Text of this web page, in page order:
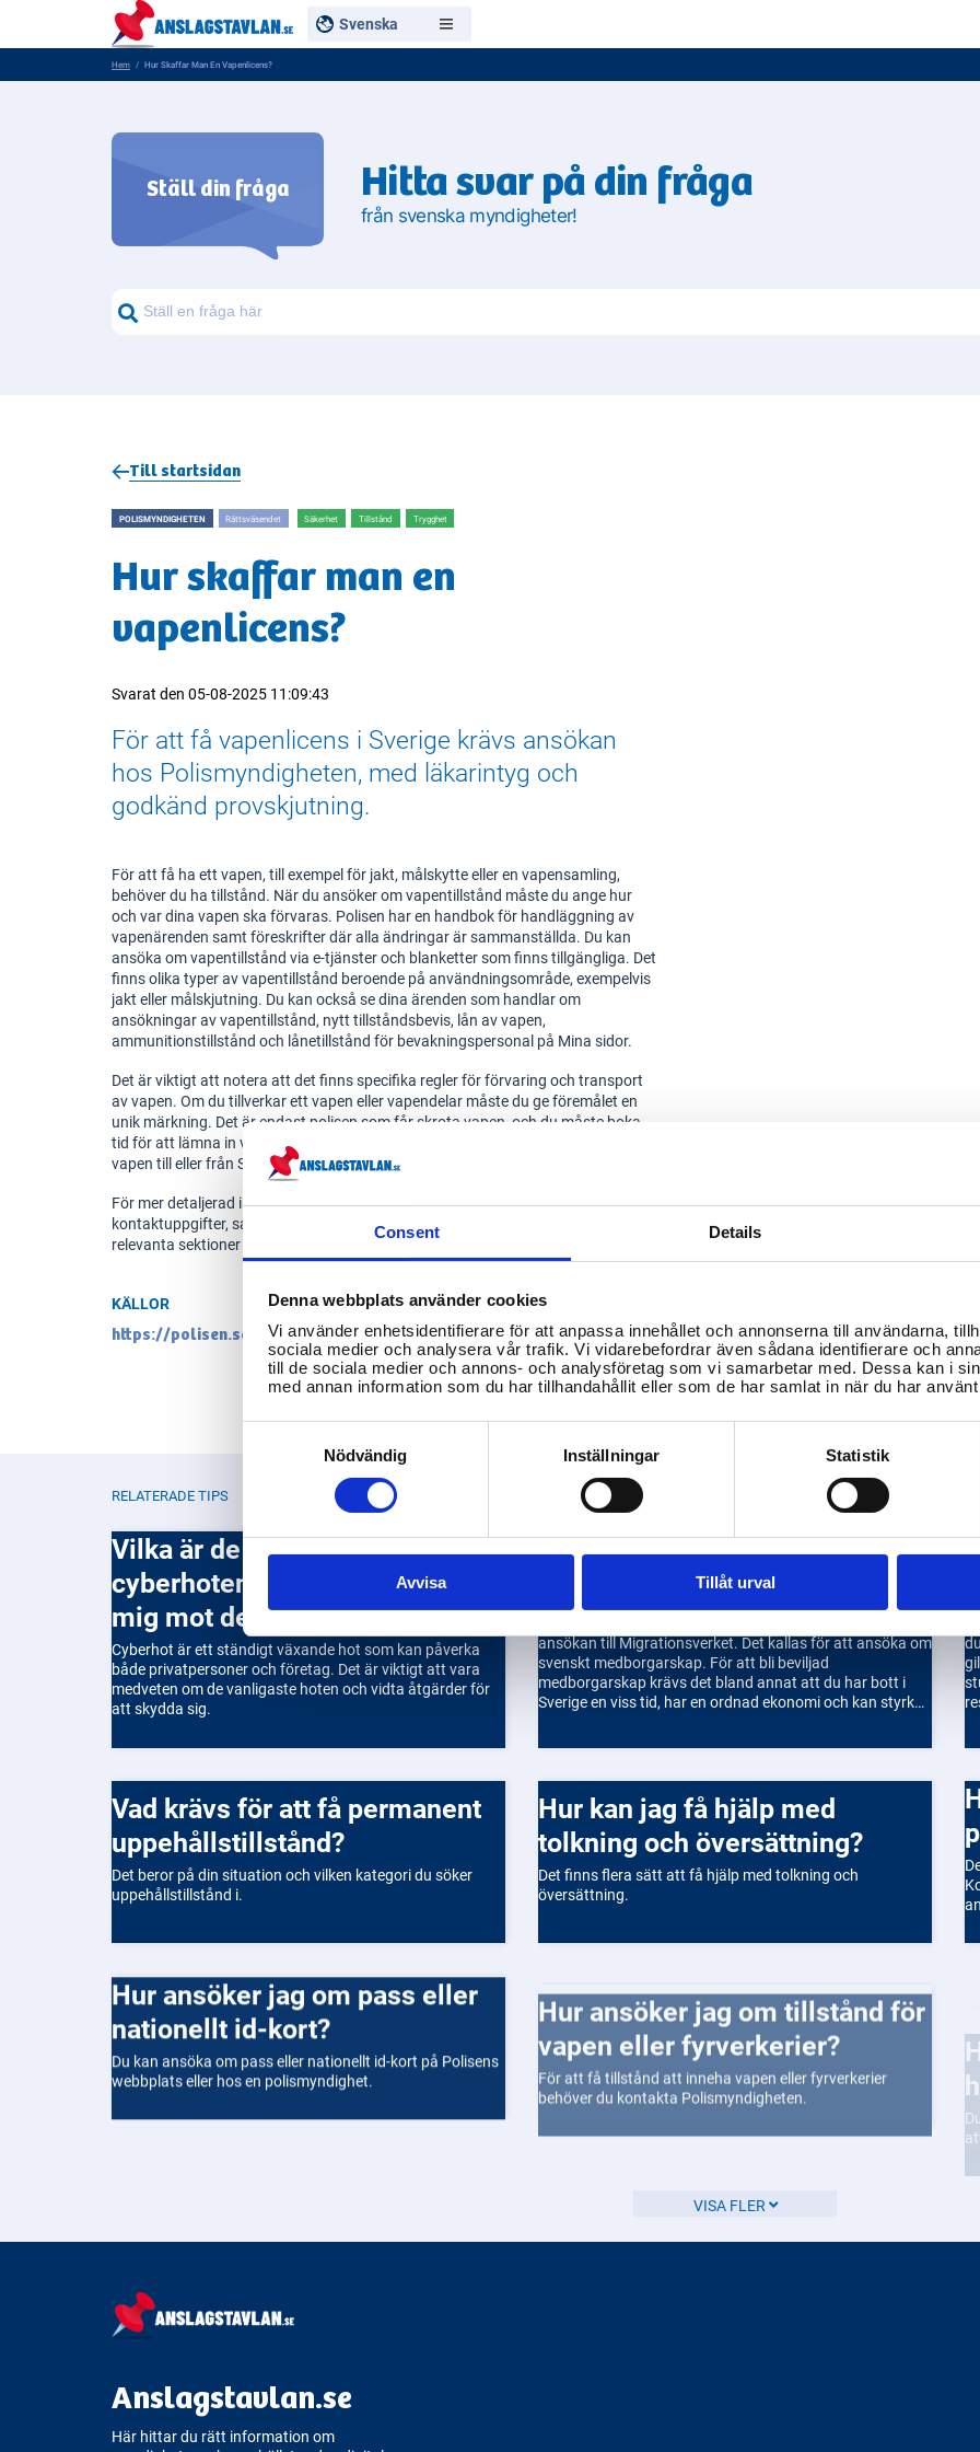
Consent Details
Denna webbplats använder cookies
Vi använder enhetsidentifierare för att anpassa innehållet och annonserna till användarna,
sociala medier och analysera vår trafik. Vi vidarebefordrar även sådana identifierare och
till de sociala medier och annons- och analysföretag som vi samarbetar med. Dessa kan i
med annan information som du har tillhandahållit eller som de har samlat in när du har
Nödvändig Inställningar Statistik
Avvisa Tillåt urval
Svenska
Hem Hur Skaffar Man En Vapenlicens?
Ställ din fråga Hitta svar på din fråga
från svenska myndigheter!
Sök
Sök frågor om myndigheter
Till startsidan
POLISMYNDIGHETEN Rättsväsendet Säkerhet Tillstånd Trygghet
Hur skaffar man en
vapenlicens?
Svarat den 05-08-2025 11:09:43
För att få vapenlicens i Sverige krävs ansökan
hos Polismyndigheten, med läkarintyg och
godkänd provskjutning.
För att få ha ett vapen, till exempel för jakt, målskytte eller en vapensamling,
behöver du ha tillstånd. När du ansöker om vapentillstånd måste du ange hur
och var dina vapen ska förvaras. Polisen har en handbok för handläggning av
vapenärenden samt föreskrifter där alla ändringar är sammanställda. Du kan
ansöka om vapentillstånd via e-tjänster och blanketter som finns tillgängliga. Det
finns olika typer av vapentillstånd beroende på användningsområde, exempelvis
jakt eller målskjutning. Du kan också se dina ärenden som handlar om
ansökningar av vapentillstånd, nytt tillståndsbevis, lån av vapen,
ammunitionstillstånd och lånetillstånd för bevakningspersonal på Mina sidor.
Det är viktigt att notera att det finns specifika regler för förvaring och transport
av vapen. Om du tillverkar ett vapen eller vapendelar måste du ge föremålet en
unik märkning. Det är endast polisen som får skrota vapen, och du måste boka
tid för att lämna in vapen på en polisstation. Olika regler gäller om du ska ta med
vapen till eller från Sverige.
För mer detaljerad information om handläggningstider, avgifter och
kontaktuppgifter, samt specifika blanketter för vapentillstånd, hänvisas till
relevanta sektioner på polisens webbplats.
KÄLLOR
https://polisen.se/tjanster-tillstand/vapen-regler-och-tillstand/
RELATERADE TIPS
Vilka är de vanligaste
cyberhoten och hur skyddar jag
mig mot dem?
Cyberhot är ett ständigt växande hot som kan påverka
både privatpersoner och företag. Det är viktigt att vara
medveten om de vanligaste hoten och vidta åtgärder för
att skydda sig.
Hur ansöker jag om svenskt
medborgarskap?
ansökan till Migrationsverket. Det kallas för att ansöka om
svenskt medborgarskap. För att bli beviljad
medborgarskap krävs det bland annat att du har bott i
Sverige en viss tid, har en ordnad ekonomi och kan styrka
handläggningen ta flera månader. Blir du godkänd får du
ett beslut hemskickat. Att vara svensk medborgare
innebär att du har fulla rättigheter i Sverige, till exempel
rösträtt i riksdagsvalet.
Vad händer om mitt
Vad krävs för att få permanent
uppehållstillstånd?
Det beror på din situation och vilken kategori du söker
uppehållstillstånd i.
Hur kan jag få hjälp med
tolkning och översättning?
Det finns flera sätt att få hjälp med tolkning och
översättning.
Hur kan jag se
Hur ansöker jag om pass eller
nationellt id-kort?
Du kan ansöka om pass eller nationellt id-kort på Polisens
webbplats eller hos en polismyndighet.
Hur ansöker jag om tillstånd för
vapen eller fyrverkerier?
För att få tillstånd att inneha vapen eller fyrverkerier
behöver du kontakta Polismyndigheten.
VISA FLER
Anslagstavlan.se
Här hittar du rätt information om